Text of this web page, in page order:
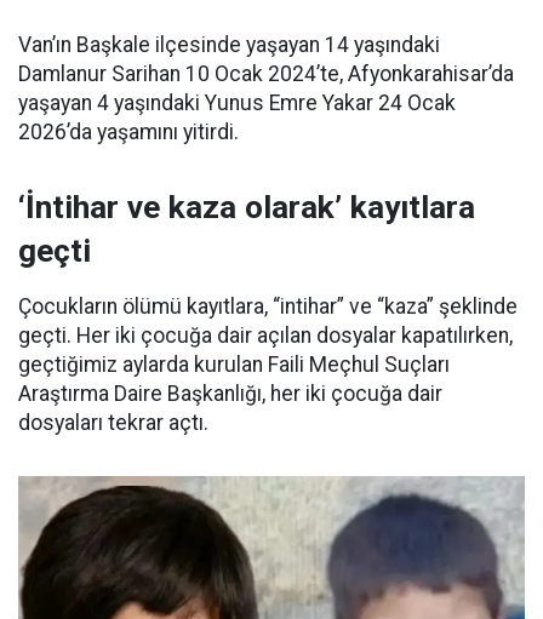
Van’ın Başkale ilçesinde yaşayan 14 yaşındaki
Damlanur Sarihan 10 Ocak 2024’te, Afyonkarahisar’da
yaşayan 4 yaşındaki Yunus Emre Yakar 24 Ocak
2026’da yaşamını yitirdi.
‘İntihar ve kaza olarak’ kayıtlara
geçti
Çocukların ölümü kayıtlara, “intihar” ve “kaza” şeklinde
geçti. Her iki çocuğa dair açılan dosyalar kapatılırken,
geçtiğimiz aylarda kurulan Faili Meçhul Suçları
Araştırma Daire Başkanlığı, her iki çocuğa dair
dosyaları tekrar açtı.